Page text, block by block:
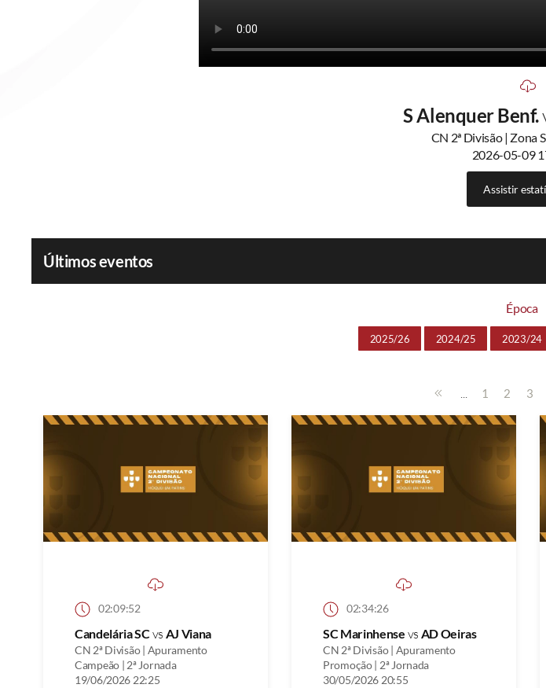
S Alenquer Benf.
CN 2ª Divisão | Zona
2026-05-09
Assistir
Últimos eventos
Época
2025/26 2024/25 2023/24
... 1 2 3
02:09:52
Candelária SCvs AJ Viana
CN 2ª Divisão | Apuramento
Campeão | 2ª Jornada
19/06/2026 22:25
02:34:26
SC Marinhense vs AD Oeiras
CN 2ª Divisão | Apuramento
Promoção | 2ª Jornada
30/05/2026 20:55